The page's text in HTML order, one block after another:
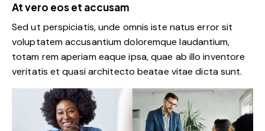
At vero eos et accusam
Sed ut perspiciatis, unde omnis iste natus error sit
voluptatem accusantium doloremque laudantium,
totam rem aperiam eaque ipsa, quae ab illo inventore
veritatis et quasi architecto beatae vitae dicta sunt.